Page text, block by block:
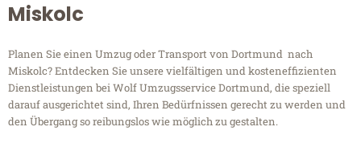
Miskolc
Planen Sie einen Umzug oder Transport von Dortmund nach
Miskolc? Entdecken Sie unsere vielfältigen und kosteneffizienten
Dienstleistungen bei Wolf Umzugsservice Dortmund, die speziell
darauf ausgerichtet sind, Ihren Bedürfnissen gerecht zu werden und
den Übergang so reibungslos wie möglich zu gestalten.